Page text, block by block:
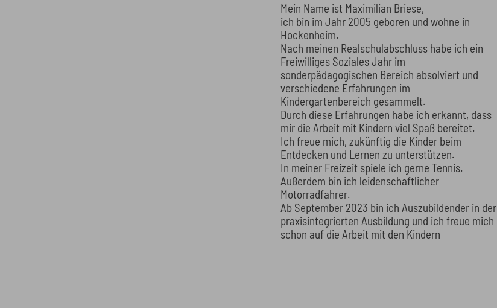
Mein Name ist Maximilian Briese,
ich bin im Jahr 2005 geboren und wohne in
Hockenheim.
Nach meinen Realschulabschluss habe ich ein
Freiwilliges Soziales Jahr im
sonderpädagogischen Bereich absolviert und
verschiedene Erfahrungen im
Kindergartenbereich gesammelt.
Durch diese Erfahrungen habe ich erkannt, dass
mir die Arbeit mit Kindern viel Spaß bereitet.
Ich freue mich, zukünftig die Kinder beim
Entdecken und Lernen zu unterstützen.
In meiner Freizeit spiele ich gerne Tennis.
Außerdem bin ich leidenschaftlicher
Motorradfahrer.
Ab September 2023 bin ich Auszubildender in der
praxisintegrierten Ausbildung und ich freue mich
schon auf die Arbeit mit den Kindern